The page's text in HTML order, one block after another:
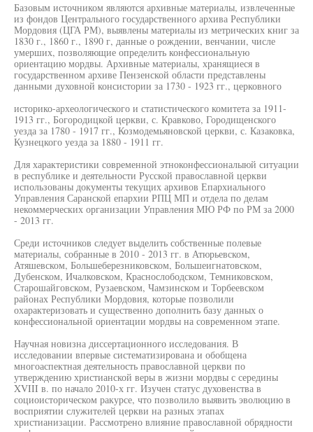
Базовым источником являются архивные материалы, извлеченные
из фондов Центрального государственного архива Республики
Мордовия (ЦГА РМ), выявлены материалы из метрических книг за
1830 г., 1860 г., 1890 г, данные о рождении, венчании, числе
умерших, позволяющие определить конфессиональную
ориентацию мордвы. Архивные материалы, хранящиеся в
государственном архиве Пензенской области представлены
данными духовной консистории за 1730 - 1923 гг., церковного
историко-археологического и статистического комитета за 1911-
1913 гг., Богородицкой церкви, с. Кравково, Городищенского
уезда за 1780 - 1917 гг., Козмодемьяновской церкви, с. Казаковка,
Кузнецкого уезда за 1880 - 1911 гг.
Для характеристики современной этноконфессионалыюй ситуации
в республике и деятельности Русской православной церкви
использованы документы текущих архивов Епархиального
Управления Саранской епархии РПЦ МП и отдела по делам
некоммерческих организации Управления МЮ РФ по РМ за 2000
- 2013 гг.
Среди источников следует выделить собственные полевые
материалы, собранные в 2010 - 2013 гг. в Атюрьевском,
Атяшевском, Большеберезниковском, Большеигнатовском,
Дубенском, Ичалковском, Краснослободском, Темниковском,
Старошайговском, Рузаевском, Чамзинском и Торбеевском
районах Республики Мордовия, которые позволили
охарактеризовать и существенно дополнить базу данных о
конфессиональной ориентации мордвы на современном этапе.
Научная новизна диссертационного исследования. В
исследовании впервые систематизирована и обобщена
многоаспектная деятельность православной церкви по
утверждению христианской веры в жизни мордвы с середины
XVIII в. по начало 2010-х гг. Изучен статус духовенства в
социоисторическом ракурсе, что позволило выявить эволюцию в
восприятии служителей церкви на разных этапах
христианизации. Рассмотрено влияние православной обрядности